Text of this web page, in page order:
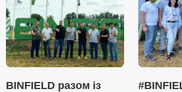
BINFIELD разом із